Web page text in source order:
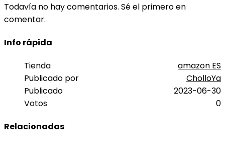
Todavía no hay comentarios. Sé el primero en
comentar.
Info rápida
Tienda
amazon ES
Publicado por
CholloYa
Publicado
2023-06-30
Votos
0
Relacionadas